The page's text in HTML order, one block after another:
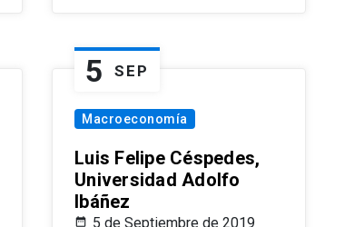
5 SEP
Macroeconomía
Luis Felipe Céspedes,
Universidad Adolfo
Ibáñez
5 de Septiembre de 2019